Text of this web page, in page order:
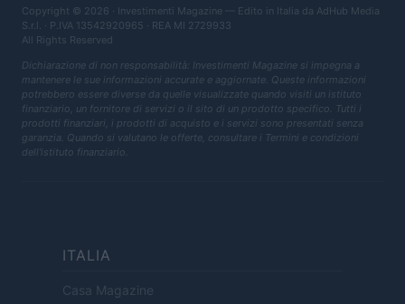
Copyright © 2026 · Investimenti Magazine — Edito in Italia da AdHub Media
S.r.l. · P.IVA 13542920965 · REA MI 2729933
All Rights Reserved
Dichiarazione di non responsabilità: Investimenti Magazine si impegna a
mantenere le sue informazioni accurate e aggiornate. Queste informazioni
potrebbero essere diverse da quelle visualizzate quando visiti un istituto
finanziario, un fornitore di servizi o il sito di un prodotto specifico. Tutti i
prodotti finanziari, i prodotti di acquisto e i servizi sono presentati senza
garanzia. Quando si valutano le offerte, consultare i Termini e condizioni
dell'istituto finanziario.
ITALIA
Casa Magazine